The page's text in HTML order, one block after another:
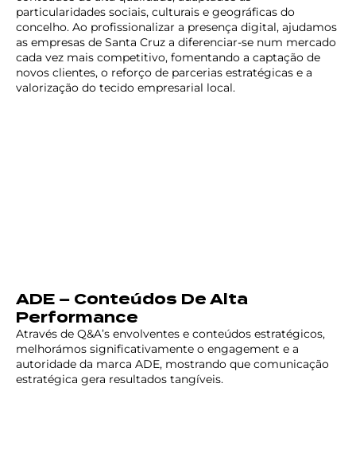
particularidades sociais, culturais e geográficas do
concelho. Ao profissionalizar a presença digital, ajudamos
as empresas de Santa Cruz a diferenciar-se num mercado
cada vez mais competitivo, fomentando a captação de
novos clientes, o reforço de parcerias estratégicas e a
valorização do tecido empresarial local.
ADE – Conteúdos De Alta
Performance
Através de Q&A’s envolventes e conteúdos estratégicos,
melhorámos significativamente o engagement e a
autoridade da marca ADE, mostrando que comunicação
estratégica gera resultados tangíveis.